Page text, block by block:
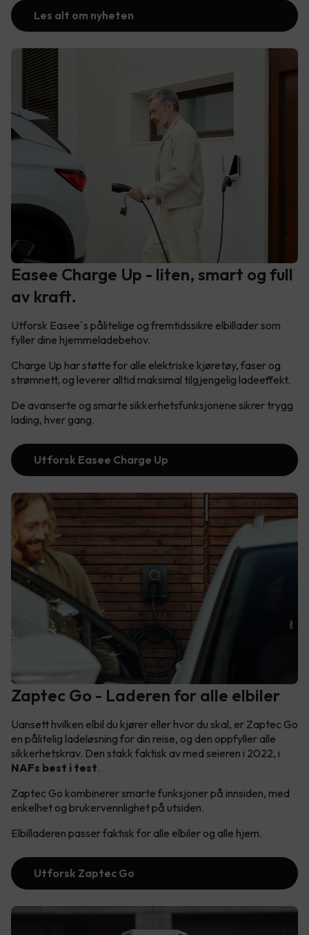
Les alt om nyheten
Easee Charge Up - liten, smart og full
av kraft.
Utforsk Easee`s pålitelige og fremtidssikre elbillader som
fyller dine hjemmeladebehov.
Charge Up har støtte for alle elektriske kjøretøy, faser og
strømnett, og leverer alltid maksimal tilgjengelig ladeeffekt.
De avanserte og smarte sikkerhetsfunksjonene sikrer trygg
lading, hver gang.
Utforsk Easee Charge Up
Zaptec Go - Laderen for alle elbiler
Uansett hvilken elbil du kjører eller hvor du skal, er Zaptec Go
en pålitelig ladeløsning for din reise, og den oppfyller alle
sikkerhetskrav. Den stakk faktisk av med seieren i 2022, i
NAFs best i test.
Zaptec Go kombinerer smarte funksjoner på innsiden, med
enkelhet og brukervennlighet på utsiden.
Elbilladeren passer faktisk for alle elbiler og alle hjem.
Utforsk Zaptec Go